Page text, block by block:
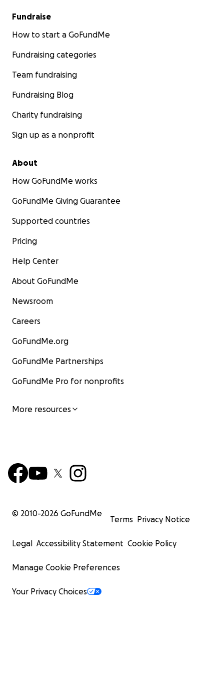
Fundraise
How to start a GoFundMe
Fundraising categories
Team fundraising
Fundraising Blog
Charity fundraising
Sign up as a nonprofit
About
How GoFundMe works
GoFundMe Giving Guarantee
Supported countries
Pricing
Help Center
About GoFundMe
Newsroom
Careers
GoFundMe.org
GoFundMe Partnerships
GoFundMe Pro for nonprofits
More resources
© 2010-2026 GoFundMe
Terms Privacy Notice
Legal Accessibility Statement Cookie Policy
Manage Cookie Preferences
Your Privacy Choices